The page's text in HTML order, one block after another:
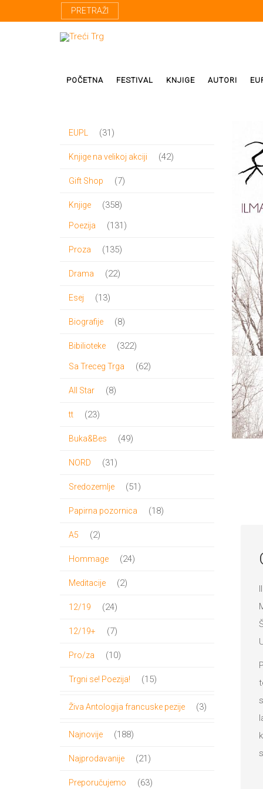
PRETRAŽI
POČETNA FESTIVAL KNJIGE AUTORI
Strani autori
Prevodioci
Učesnici
EUPL 3131
Knjige na velikoj akciji 4242
Gift Shop 77
Knjige 358358
proizvoda
Poezija 131131
Proza 135135
Drama 2222
Esej 1313
Biografije 88
Bibilioteke 322322
proizvoda
Sa Treceg Trga 6262
All Star 88
tt 2323
Buka&Bes 4949
NORD 3131
Sredozemlje 5151
Papirna pozornica 1818
A5 22
Hommage 2424
Meditacije 22
12/19 2424
12/19+ 77
Pro/za 1010
Trgni se! Poezija! 1515
Živa Antologija francuske pezije 33
Najnovije 188188
Najprodavanije 2121
Preporučujemo 6363